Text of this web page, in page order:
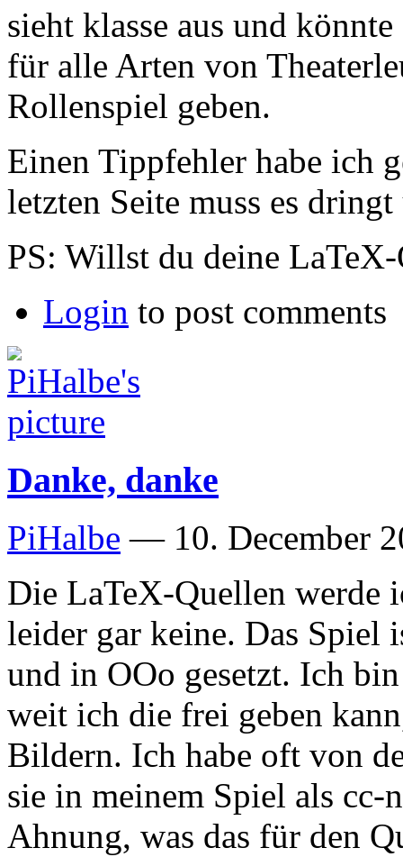
sieht klasse aus und
für alle Arten von
Rollenspiel geben.
Einen Tippfehler habe ich
letzten Seite muss es
PS: Willst du deine
Login to post comments
Danke, danke
PiHalbe — 10. December
Die LaTeX-Quellen werde
leider gar keine. Das Spiel
und in OOo gesetzt. Ich
weit ich die frei geben
Bildern. Ich habe oft von
sie in meinem Spiel als
Ahnung, was das für den